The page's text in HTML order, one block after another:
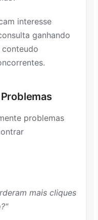
interesse
ganhando
conteudo
problemas
mais cliques